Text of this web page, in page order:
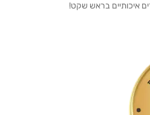
איכותיים בראש שקט!